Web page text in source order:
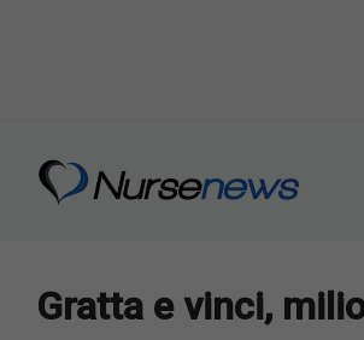
Gratta e vinci,